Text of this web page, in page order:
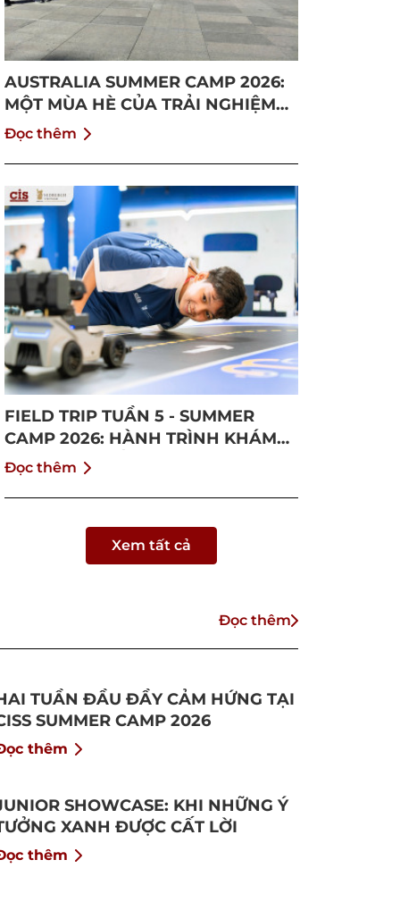
AUSTRALIA SUMMER CAMP 2026:
MỘT MÙA HÈ CỦA TRẢI NGHIỆM
VÀ TRƯỞNG THÀNH
Đọc thêm
FIELD TRIP TUẦN 5 - SUMMER
CAMP 2026: HÀNH TRÌNH KHÁM
PHÁ CỘNG ĐỒNG VÀ BỨT PHÁ
Đọc thêm
Xem tất cả
Đọc thêm
TUẦN ĐẦU ĐẦY CẢM HỨNG TẠI
SUMMER CAMP 2026
thêm
SHOWCASE: KHI NHỮNG Ý
XANH ĐƯỢC CẤT LỜI
thêm